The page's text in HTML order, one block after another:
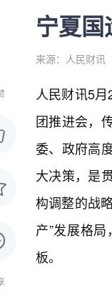
宁夏
来源：人民财讯
人民财讯5
团推进会，
委、政府高
大决策，是
构调整的战
产”发展格
板。